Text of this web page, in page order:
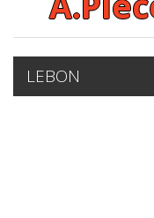
LEBON